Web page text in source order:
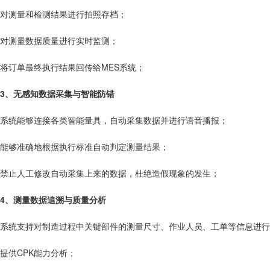
对测量和检测结果进行拍照存档；
对测量数据质量进行实时监测；
将订单最终执行结果回传给MES系统；
3、无感知数据采集与智能防错
系统能够连接各类智能量具，自动采集数据并进行语音播报；
能够准确地根据执行标准自动判定测量结果；
禁止人工修改自动采集上来的数据，杜绝造假现象的发生；
4、测量数据追溯与质量分析
系统支持对制造过程中关键部件的测量尺寸、作业人员、工单等信息进
提供CPK能力分析；